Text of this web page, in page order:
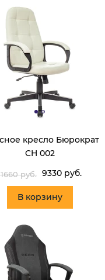
кресло Бюрократ
CH 002
руб. 9330 руб.
В корзину